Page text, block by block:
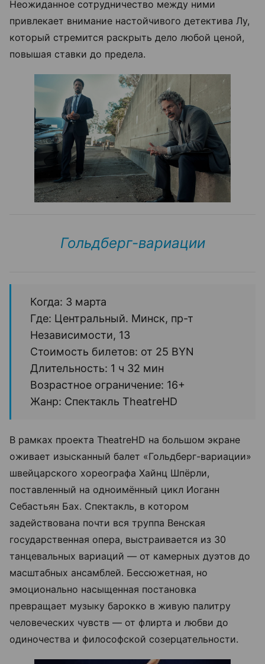
Неожиданное сотрудничество между ними
привлекает внимание настойчивого детектива Лу,
который стремится раскрыть дело любой ценой,
повышая ставки до предела.
Гольдберг-вариации
Когда: 3 марта
Где: Центральный. Минск, пр-т
Независимости, 13
Стоимость билетов: от 25 BYN
Длительность: 1 ч 32 мин
Возрастное ограничение: 16+
Жанр: Спектакль TheatreHD
В рамках проекта TheatreHD на большом экране
оживает изысканный балет «Гольдберг-вариации»
швейцарского хореографа Хайнц Шпёрли,
поставленный на одноимённый цикл Иоганн
Себастьян Бах. Спектакль, в котором
задействована почти вся труппа Венская
государственная опера, выстраивается из 30
танцевальных вариаций — от камерных дуэтов до
масштабных ансамблей. Бессюжетная, но
эмоционально насыщенная постановка
превращает музыку барокко в живую палитру
человеческих чувств — от флирта и любви до
одиночества и философской созерцательности.